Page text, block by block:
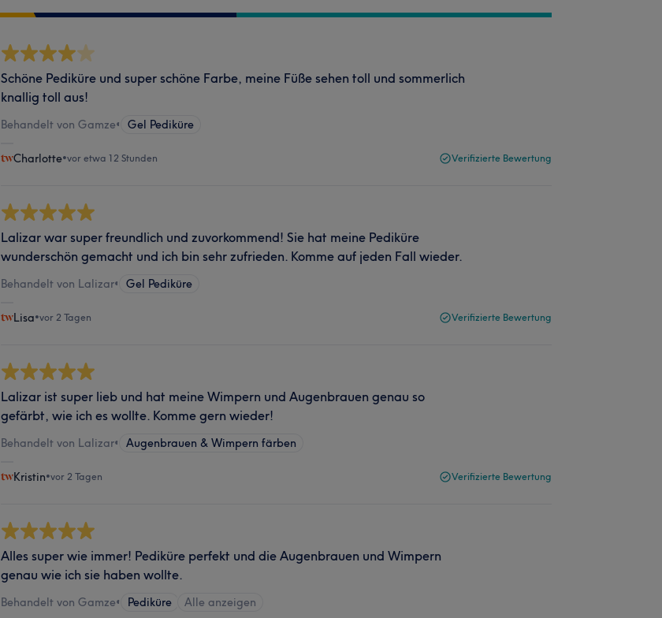
Schöne Pediküre und super schöne Farbe, meine Füße sehen toll und sommerlich
knallig toll aus!
Behandelt von Gamze• Gel Pediküre
Charlotte•vor etwa 12 Stunden Verifizierte Bewertung
Lalizar war super freundlich und zuvorkommend! Sie hat meine Pediküre
wunderschön gemacht und ich bin sehr zufrieden. Komme auf jeden Fall wieder.
Behandelt von Lalizar• Gel Pediküre
Lisa•vor 2 Tagen Verifizierte Bewertung
Lalizar ist super lieb und hat meine Wimpern und Augenbrauen genau so
gefärbt, wie ich es wollte. Komme gern wieder!
Behandelt von Lalizar• Augenbrauen & Wimpern färben
Kristin•vor 2 Tagen Verifizierte Bewertung
Alles super wie immer! Pediküre perfekt und die Augenbrauen und Wimpern
genau wie ich sie haben wollte.
Behandelt von Gamze• Pediküre Alle anzeigen